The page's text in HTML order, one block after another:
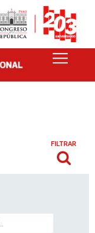
FILTRAR